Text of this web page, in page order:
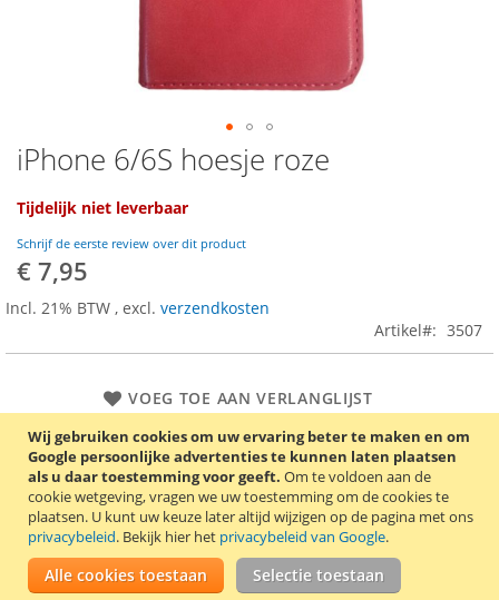
Wij gebruiken cookies om uw ervaring beter te maken en om
Google persoonlijke advertenties te kunnen laten plaatsen
als u daar toestemming voor geeft. Om te voldoen aan de
cookie wetgeving, vragen we uw toestemming om de cookies te
plaatsen. U kunt uw keuze later altijd wijzigen op de pagina met ons
privacybeleid. Bekijk hier het privacybeleid van Google.
Alle cookies toestaan Selectie toestaan
Ga
naar
het
begin
van
de
afbeeldingen-
gallerij
iPhone 6/6S hoesje roze
Tijdelijk niet leverbaar
Schrijf de eerste review over dit product
€ 7,95
Incl. 21% BTW , excl. verzendkosten
Artikel
3507
VOEG TOE AAN VERLANGLIJST
TOEVOEGEN OM TE VERGELIJKEN
Stijlvolle Book Case voor de iPhone 6/6S. Kleur: roze.
Details Productkenmerken Reviews